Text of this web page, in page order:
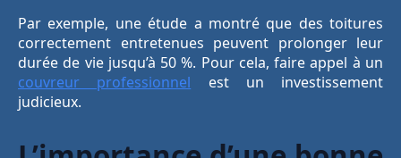
Par exemple, une étude a montré que des toitures
correctement entretenues peuvent prolonger leur
durée de vie jusqu’à 50 %. Pour cela, faire appel à un
couvreur professionnel est un investissement
judicieux.